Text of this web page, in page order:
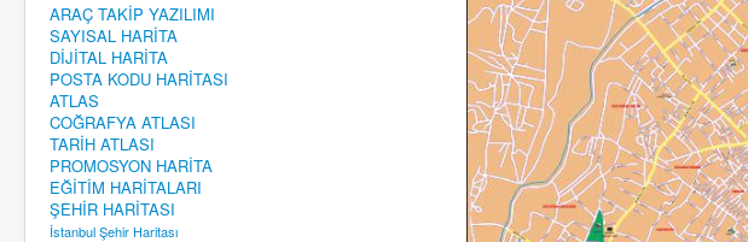
ARAÇ TAKİP YAZILIMI
SAYISAL HARİTA
DİJİTAL HARİTA
POSTA KODU HARİTASI
ATLAS
COĞRAFYA ATLASI
TARİH ATLASI
PROMOSYON HARİTA
EĞİTİM HARİTALARI
ŞEHİR HARİTASI
İstanbul Şehir Haritası